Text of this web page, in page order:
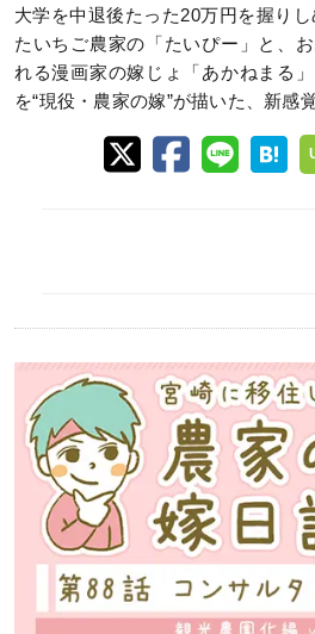
大学を中退後たった20万円を握り
たいちご農家の「たいぴー」と、
れる漫画家の嫁じょ「あかねまる
を“現役・農家の嫁”が描いた、新感